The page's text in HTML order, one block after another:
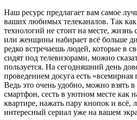
Наш ресурс предлагает вам самое
ваших любимых телеканалов. Так
технологий не стоит на месте,
или женщины набирает всё больше
редко встречаешь людей, которые в
сидят под телевизорами, можно
пользуется. На сегодняшний день
проведением досуга есть «всемирная
Ведь это очень удобно, можно взять
смартфон, сесть в уютном месте как
квартире, нажать пару кнопок и всё,
интересный сериал уже на вашем